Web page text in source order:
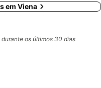
em Viena
os últimos 30 dias